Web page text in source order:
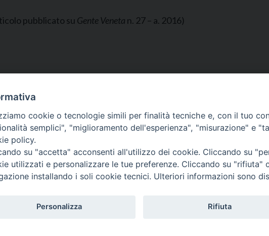
pubblicato su Gente Veneta n. 27 – a. 2016)
Ufficio Evangelizzazione e
cookie o tecnologie simili per finalità tecniche e, con il tuo
semplici", "miglioramento dell'esperienza", "misurazione" e
policy.
su "accetta" acconsenti all'utilizzo dei cookie. Cliccando su
utilizzati e personalizzare le tue preferenze. Cliccando su "rifiuta"
installando i soli cookie tecnici. Ulteriori informazioni sono
Personalizza Rifiuta